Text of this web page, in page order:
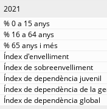
2021